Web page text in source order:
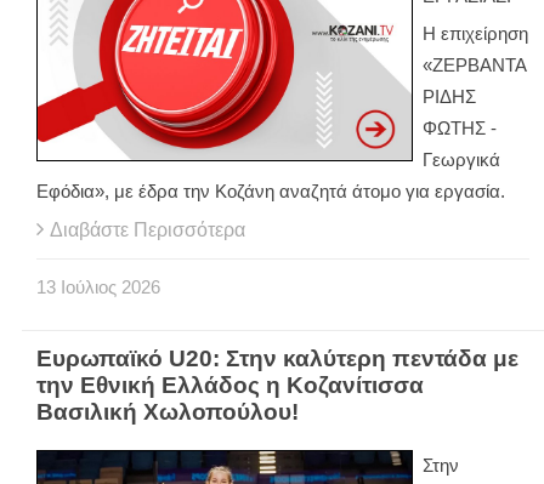
Η επιχείρηση
«ΖΕΡΒΑΝΤΑ
ΡΙΔΗΣ
ΦΩΤΗΣ -
Γεωργικά
Εφόδια», με έδρα την Κοζάνη αναζητά άτομο για εργασία.
Διαβάστε Περισσότερα
13 Ιούλιος 2026
Ευρωπαϊκό U20: Στην καλύτερη πεντάδα με
την Εθνική Ελλάδος η Κοζανίτισσα
Βασιλική Χωλοπούλου!
Στην